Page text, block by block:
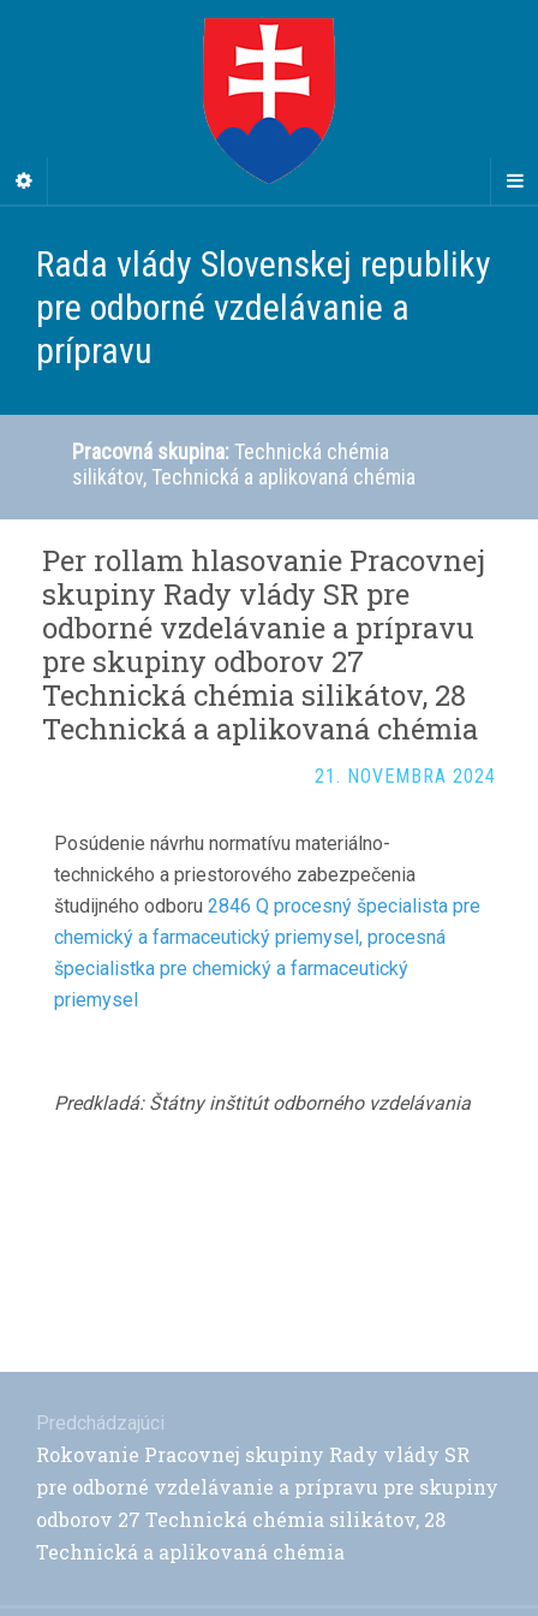
Rada vlády Slovenskej republiky
pre odborné vzdelávanie a
prípravu
Pracovná skupina:Technická chémia
silikátov, Technická a aplikovaná chémia
Per rollam hlasovanie Pracovnej
skupiny Rady vlády SR pre
odborné vzdelávanie a prípravu
pre skupiny odborov 27
Technická chémia silikátov, 28
Technická a aplikovaná chémia
21. NOVEMBRA 2024
Posúdenie návrhu normatívu materiálno-
technického a priestorového zabezpečenia
študijného odboru 2846 Q procesný špecialista pre
chemický a farmaceutický priemysel, procesná
špecialistka pre chemický a farmaceutický
priemysel
Predkladá: Štátny inštitút odborného vzdelávania
článku
Predchádzajúci
Previous
post:
Rokovanie Pracovnej skupiny Rady vlády SR
pre odborné vzdelávanie a prípravu pre skupiny
odborov 27 Technická chémia silikátov, 28
Technická a aplikovaná chémia